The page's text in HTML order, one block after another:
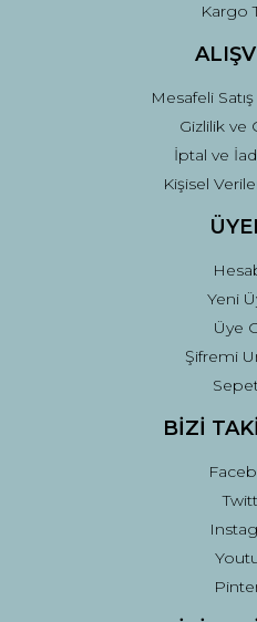
Kargo
Mesafeli
Gizlilik ve
İptal ve
Kişisel
Yeni
Üye
Şifremi
BİZİ